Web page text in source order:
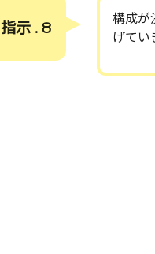
指示 . 8
構成が
げてい